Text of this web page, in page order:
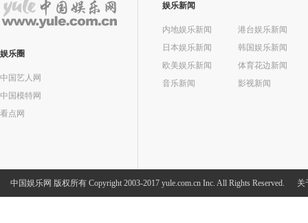
娱乐圈
中国艺人网
中国模特网
看点网
娱乐新闻
内地娱乐新闻
港台娱乐新闻
日本娱乐新闻
韩国娱乐新闻
欧美娱乐新闻
体育花边新闻
音乐新闻
影视新闻
中国娱乐网 版权所有 Copyright 2003-2017 yule.com.cn Inc. All Rights Reserved. 关